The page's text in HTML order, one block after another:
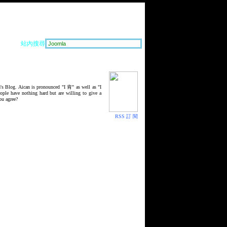
站內搜尋
Blog. Aican is pronounced "I 肯" as well as "I
have nothing hard but are willing to give a
agree?
RSS 訂 閱